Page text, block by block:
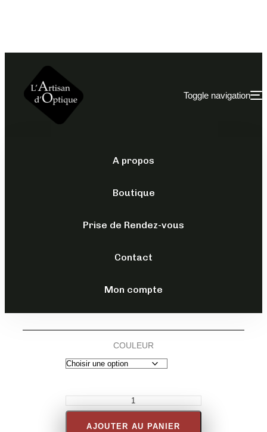
Toggle navigation
A propos
Boutique
Prise de Rendez-vous
Contact
Mon compte
179,00
COULEUR
AJOUTER AU PANIER